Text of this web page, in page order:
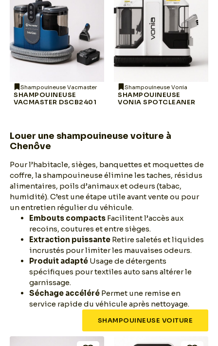
Shampouineuse Vacmaster
SHAMPOUINEUSE
VACMASTER DSCB2401
Shampouineuse Vonia
SHAMPOUINEUSE
VONIA SPOTCLEANER
Louer une shampouineuse voiture à
Chenôve
Pour l’habitacle, sièges, banquettes et moquettes de
coffre, la shampouineuse élimine les taches, résidus
alimentaires, poils d’animaux et odeurs (tabac,
humidité). C’est une étape utile avant vente ou pour
un entretien régulier du véhicule.
Embouts compacts Facilitent l’accès aux
recoins, coutures et entre sièges.
Extraction puissante Retire saletés et liquides
incrustés pour limiter les mauvaises odeurs.
Produit adapté Usage de détergents
spécifiques pour textiles auto sans altérer le
garnissage.
Séchage accéléré Permet une remise en
service rapide du véhicule après nettoyage.
SHAMPOUINEUSE VOITURE